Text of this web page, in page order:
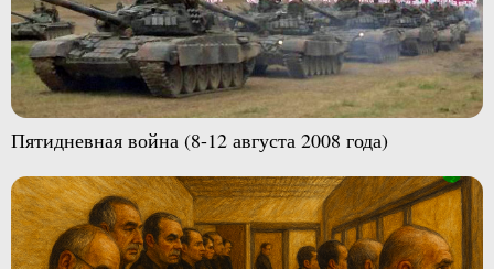
Пятидневная война (8-12 августа 2008 года)